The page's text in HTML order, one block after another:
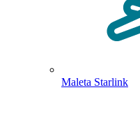
Maleta Starlink